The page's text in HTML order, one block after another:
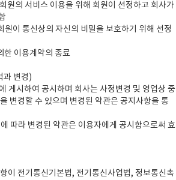
의 서비스 이용을 위해 회원이 선정하고 회사가
이 통신상의 자신의 비밀을 보호하기 위해 선정
한 이용계약의 종료
과 변경)
게시하여 공시하며 회사는 사정변경 및 영업상 중
변경할 수 있으며 변경된 약관은 공지사항을 통
따라 변경된 약관은 이용자에게 공시함으로써 효
이 전기통신기본법, 전기통신사업법, 정보통신촉